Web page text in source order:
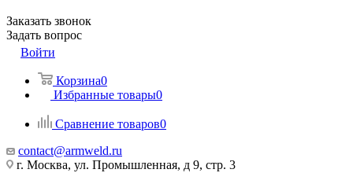
Заказать звонок
Задать вопрос
Войти
Корзина0
Избранные товары0
Сравнение товаров0
contact@armweld.ru
г. Москва, ул. Промышленная, д 9, стр. 3